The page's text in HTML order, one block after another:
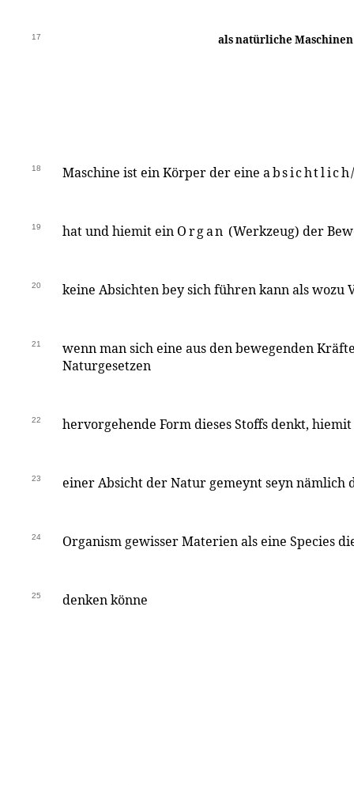
17 als natürliche Maschinen
18 Maschine ist ein Körper der eine
19 hat und hiemit ein Organ (Werkzeug) der
20 keine Absichten bey sich führen kann als wozu
21
wenn man sich eine aus den bewegenden
Naturgesetzen
22 hervorgehende Form dieses Stoffs denkt,
23 einer Absicht der Natur gemeynt seyn nämlich
24 Organism gewisser Materien als eine Species
25 denken könne